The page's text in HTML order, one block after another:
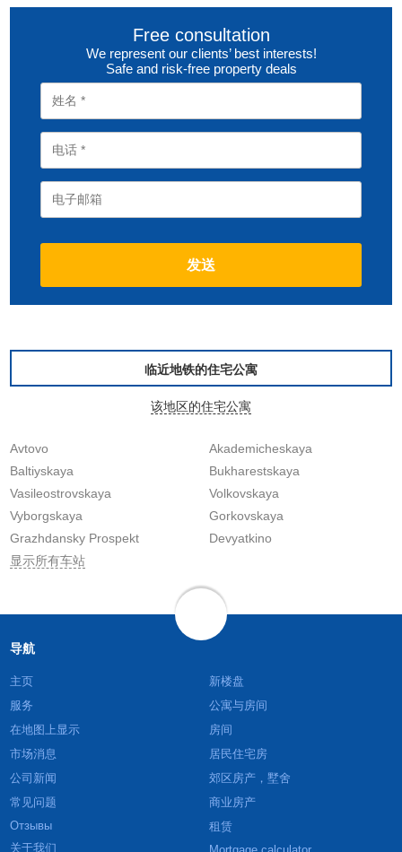
Free consultation
We represent our clients’ best interests!
Safe and risk-free property deals
临近地铁的住宅公寓
该地区的住宅公寓
Avtovo
Akademicheskaya
Baltiyskaya
Bukharestskaya
Vasileostrovskaya
Volkovskaya
Vyborgskaya
Gorkovskaya
Grazhdansky Prospekt
Devyatkino
显示所有车站
导航
主页
服务
在地图上显示
市场消息
公司新闻
常见问题
Отзывы
关于我们
新楼盘
公寓与房间
房间
居民住宅房
郊区房产，墅舍
商业房产
租赁